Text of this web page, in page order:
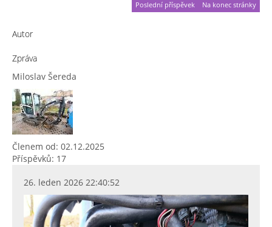
Na konec stránky
Poslední příspěvek
Autor
Zpráva
Miloslav Šereda
Členem od: 02.12.2025
Příspěvků: 17
26. leden 2026 22:40:52